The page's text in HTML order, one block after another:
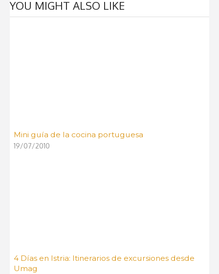
YOU MIGHT ALSO LIKE
Mini guía de la cocina portuguesa
19/07/2010
4 Días en Istria: Itinerarios de excursiones desde
Umag